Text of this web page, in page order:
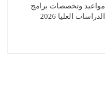
مواعيد وتخصصات برامج
الدراسات العليا 2026